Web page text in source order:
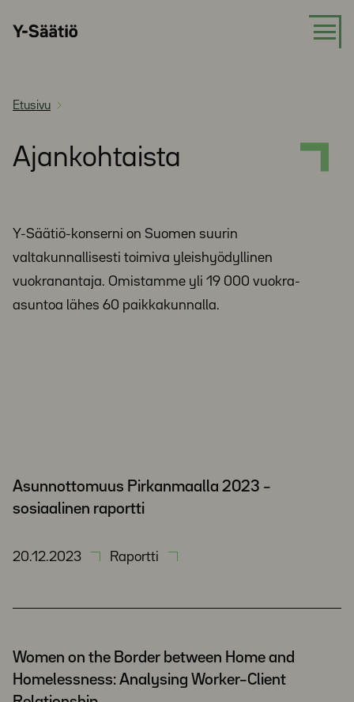
suoraan
Y-
Etusivu
Ajankohtaista
Y-Säätiö-konserni on Suomen suurin
valtakunnallisesti toimiva yleishyödyllinen
vuokranantaja. Omistamme yli 19 000 vuokra-
asuntoa lähes 60 paikkakunnalla.
Asunnottomuus Pirkanmaalla 2023 –
sosiaalinen raportti
20.12.2023 Raportti
Women on the Border between Home and
Homelessness: Analysing Worker–Client